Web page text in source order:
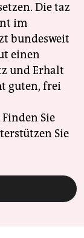
Die taz
im
bundesweit
einen
und Erhalt
guten, frei
Sie
Sie